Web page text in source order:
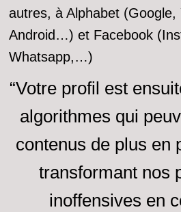
autres, à Alphabet (Google,
Android…) et Facebook
Whatsapp,…)
“Votre profil est
algorithmes qui
contenus de plus en
transformant nos
inoffensives en